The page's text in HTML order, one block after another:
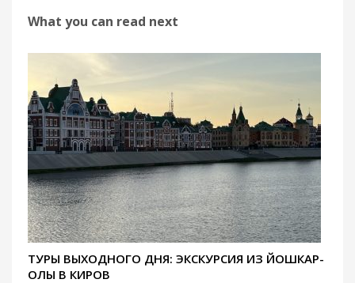
What you can read next
ТУРЫ ВЫХОДНОГО ДНЯ: ЭКСКУРСИЯ ИЗ ЙОШКАР-
ОЛЫ В КИРОВ